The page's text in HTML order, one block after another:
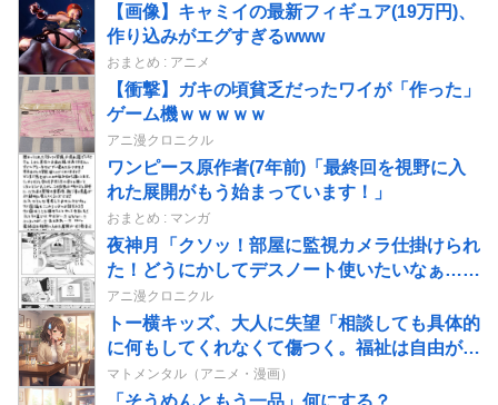
【画像】キャミイの最新フィギュア(19万円)、
作り込みがエグすぎるwww
おまとめ : アニメ
【衝撃】ガキの頃貧乏だったワイが「作った」
ゲーム機ｗｗｗｗｗ
アニ漫クロニクル
ワンピース原作者(7年前)「最終回を視野に入
れた展開がもう始まっています！」
おまとめ : マンガ
夜神月「クソッ！部屋に監視カメラ仕掛けられ
た！どうにかしてデスノート使いたいなぁ…せ
や！」→結果
アニ漫クロニクル
トー横キッズ、大人に失望「相談しても具体的
に何もしてくれなくて傷つく。福祉は自由が奪
われる」
マトメンタル（アニメ・漫画）
「そうめんともう一品」何にする？